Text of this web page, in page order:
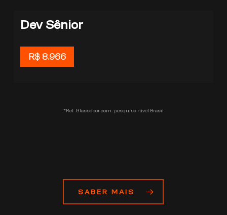
Dev Sênior
R$ 8.966
*Ref. Glassdoor.com. pesquisa nível Brasil
SABER MAIS